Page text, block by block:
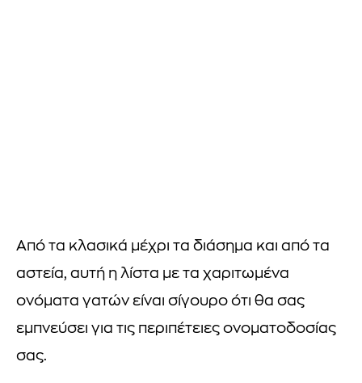
Από τα κλασικά μέχρι τα διάσημα και από τα
αστεία, αυτή η λίστα με τα χαριτωμένα
ονόματα γατών είναι σίγουρο ότι θα σας
εμπνεύσει για τις περιπέτειες ονοματοδοσίας
σας.